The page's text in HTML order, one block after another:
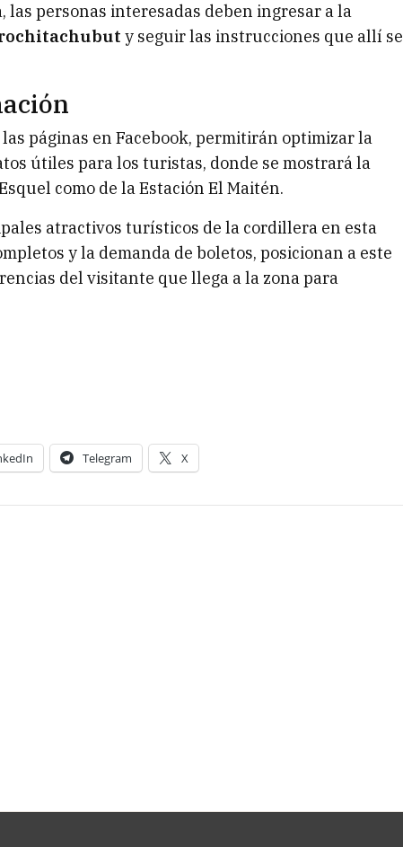
las personas interesadas deben ingresar a la
y seguir las instrucciones que allí se
páginas en Facebook, permitirán optimizar la
útiles para los turistas, donde se mostrará la
como de la Estación El Maitén.
atractivos turísticos de la cordillera en esta
y la demanda de boletos, posicionan a este
del visitante que llega a la zona para
Telegram X